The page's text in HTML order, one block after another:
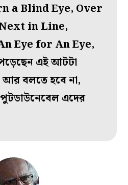
a Blind Eye, Over
in Line,
Eye for An Eye,
এই আটটা
আর বলতে হবে না,
এদের